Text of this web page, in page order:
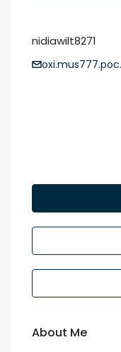
nidiawilt8271
About Me